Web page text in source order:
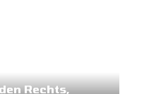
Rechts,